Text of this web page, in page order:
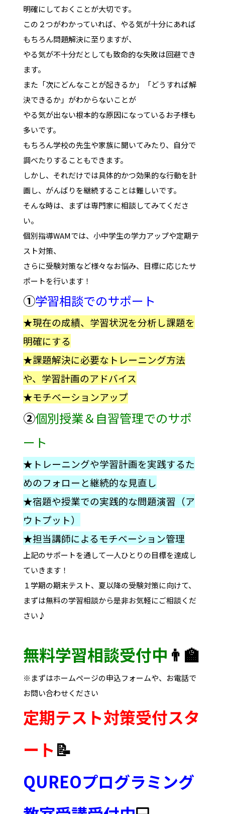
明確にしておくことが大切です。
この２つがわかっていれば、やる気が十分にあれば
もちろん問題解決に至りますが、
やる気が不十分だとしても致命的な失敗は回避でき
ます。
また「次にどんなことが起きるか」「どうすれば解
決できるか」がわからないことが
やる気が出ない根本的な原因になっているお子様も
多いです。
もちろん学校の先生や家族に聞いてみたり、自分で
調べたりすることもできます。
しかし、それだけでは具体的かつ効果的な行動を計
画し、がんばりを継続することは難しいです。
そんな時は、まずは専門家に相談してみてくださ
い。
個別指導WAMでは、小中学生の学力アップや定期テ
スト対策、
さらに受験対策など様々なお悩み、目標に応じたサ
ポートを行います！
①学習相談でのサポート
★現在の成績、学習状況を分析し課題を
明確にする
★課題解決に必要なトレーニング方法
や、学習計画のアドバイス
★モチベーションアップ
②個別授業＆自習管理でのサポ
ート
★トレーニングや学習計画を実践するた
めのフォローと継続的な見直し
★宿題や授業での実践的な問題演習（ア
ウトプット）
★担当講師によるモチベーション管理
上記のサポートを通して一人ひとりの目標を達成し
ていきます！
１学期の期末テスト、夏以降の受験対策に向けて、
まずは無料の学習相談から是非お気軽にご相談くだ
さい♪
無料学習相談受付中 👨‍🏫
※まずはホームページの申込フォームや、お電話で
お問い合わせください
定期テスト対策受付スタ
ート📝
QUREOプログラミング